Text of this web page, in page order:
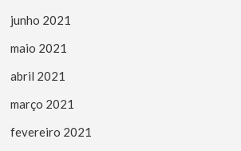
junho 2021
maio 2021
abril 2021
março 2021
fevereiro 2021